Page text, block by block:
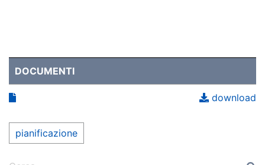
DOCUMENTI
download
pianificazione